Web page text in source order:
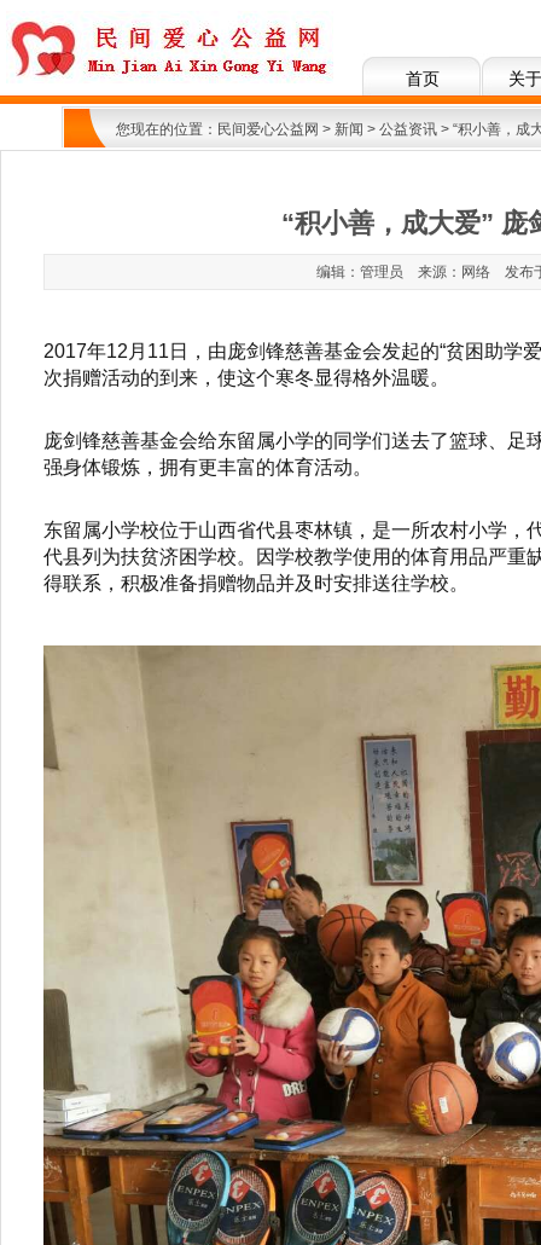
首页 关
您现在的位置： 民间爱心公益网 > 新闻 > 公益资讯 > “积小善，成
“积小善，成大爱”
编辑：管理员 来源：网络 发布
2017年12月11日，由庞剑锋慈善基金会发起的“贫困助学
次捐赠活动的到来，使这个寒冬显得格外温暖。
庞剑锋慈善基金会给东留属小学的同学们送去了篮球、
强身体锻炼，拥有更丰富的体育活动。
东留属小学校位于山西省代县枣林镇，是一所农村小学
代县列为扶贫济困学校。因学校教学使用的体育用品严
得联系，积极准备捐赠物品并及时安排送往学校。